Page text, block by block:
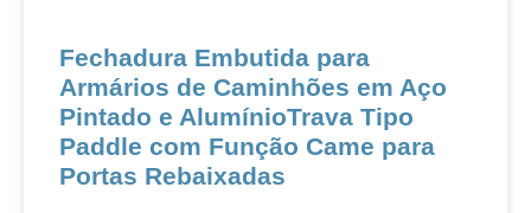
​​Fechadura Embutida para
Armários de Caminhões em Aço
Pintado e Alumínio​​​​Trava Tipo
Paddle com Função Came para
Portas Rebaixadas​​